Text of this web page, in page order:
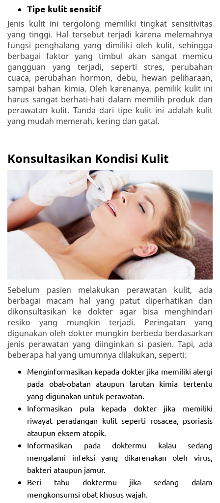
Tipe kulit sensitif
Jenis kulit ini tergolong memiliki tingkat sensitivitas
yang tinggi. Hal tersebut terjadi karena melemahnya
fungsi penghalang yang dimiliki oleh kulit, sehingga
berbagai faktor yang timbul akan sangat memicu
gangguan yang terjadi, seperti stres, perubahan
cuaca, perubahan hormon, debu, hewan peliharaan,
sampai bahan kimia. Oleh karenanya, pemilik kulit ini
harus sangat berhati-hati dalam memilih produk dan
perawatan kulit. Tanda dari tipe kulit ini adalah kulit
yang mudah memerah, kering dan gatal.
Konsultasikan Kondisi Kulit
Sebelum pasien melakukan perawatan kulit, ada
berbagai macam hal yang patut diperhatikan dan
dikonsultasikan ke dokter agar bisa menghindari
resiko yang mungkin terjadi. Peringatan yang
digunakan oleh dokter mungkin berbeda berdasarkan
jenis perawatan yang diinginkan si pasien. Tapi, ada
beberapa hal yang umumnya dilakukan, seperti:
Menginformasikan kepada dokter jika memiliki alergi
pada obat-obatan ataupun larutan kimia tertentu
yang digunakan untuk perawatan.
Informasikan pula kepada dokter jika memiliki
riwayat peradangan kulit seperti rosacea, psoriasis
ataupun eksem atopik.
Informasikan pada doktermu kalau sedang
mengalami infeksi yang dikarenakan oleh virus,
bakteri ataupun jamur.
Beri tahu doktermu jika sedang dalam
mengkonsumsi obat khusus wajah.